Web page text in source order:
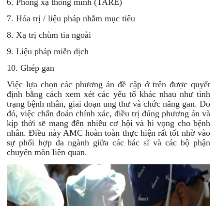
6. Phóng xạ thông minh (TARE)
7. Hóa trị / liệu pháp nhắm mục tiêu
8. Xạ trị chùm tia ngoài
9. Liệu pháp miễn dịch
10. Ghép gan
Việc lựa chọn các phương án đề cập ở trên được quyết
định bằng cách xem xét các yếu tố khác nhau như tình
trạng bệnh nhân, giai đoạn ung thư và chức năng gan. Do
đó, việc chẩn đoán chính xác, điều trị đúng phương án và
kịp thời sẽ mang đến nhiều cơ hội và hi vọng cho bệnh
nhân. Điều này AMC hoàn toàn thực hiện rất tốt nhờ vào
sự phối hợp đa ngành giữa các bác sĩ và các bộ phận
chuyên môn liên quan.